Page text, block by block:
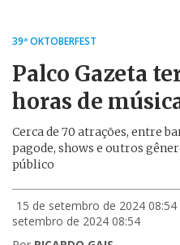
39ª OKTOBERFEST
Palco Gazeta
horas de
Cerca de 70 atrações, entre
pagode, shows e outros
público
15 de setembro de 2024 08:54
setembro de 2024 08:54